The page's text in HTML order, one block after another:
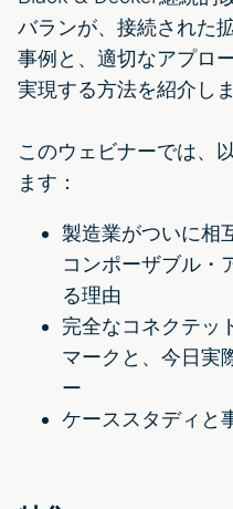
バランが、接続された
事例と、適切なアプロ
実現する方法を紹介しま
このウェビナーでは、
ます：
製造業がついに相
コンポーザブル・
る理由
完全なコネクテッ
マークと、今日実
ー
ケーススタディと